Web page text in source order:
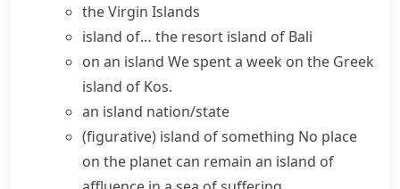
the Virgin Islands
island of… the resort island of Bali
on an island We spent a week on the Greek
island of Kos.
an island nation/state
(figurative) island of something No place
on the planet can remain an island of